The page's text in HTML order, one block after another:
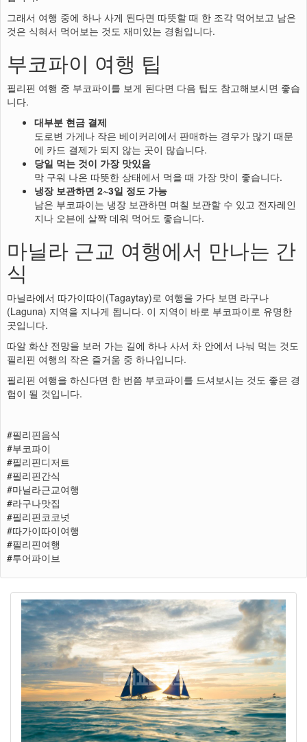
그래서 여행 중에 하나 사게 된다면 따뜻할 때 한 조각 먹어보고 남은
것은 식혀서 먹어보는 것도 재미있는 경험입니다.
부코파이 여행 팁
필리핀 여행 중 부코파이를 보게 된다면 다음 팁도 참고해보시면 좋습
니다.
대부분 현금 결제
도로변 가게나 작은 베이커리에서 판매하는 경우가 많기 때문
에 카드 결제가 되지 않는 곳이 많습니다.
당일 먹는 것이 가장 맛있음
막 구워 나온 따뜻한 상태에서 먹을 때 가장 맛이 좋습니다.
냉장 보관하면 2~3일 정도 가능
남은 부코파이는 냉장 보관하면 며칠 보관할 수 있고 전자레인
지나 오븐에 살짝 데워 먹어도 좋습니다.
마닐라 근교 여행에서 만나는 간
식
마닐라에서 따가이따이(Tagaytay)로 여행을 가다 보면 라구나
(Laguna) 지역을 지나게 됩니다. 이 지역이 바로 부코파이로 유명한
곳입니다.
따알 화산 전망을 보러 가는 길에 하나 사서 차 안에서 나눠 먹는 것도
필리핀 여행의 작은 즐거움 중 하나입니다.
필리핀 여행을 하신다면 한 번쯤 부코파이를 드셔보시는 것도 좋은 경
험이 될 것입니다.
#필리핀음식
#부코파이
#필리핀디저트
#필리핀간식
#마닐라근교여행
#라구나맛집
#필리핀코코넛
#따가이따이여행
#필리핀여행
#투어파이브